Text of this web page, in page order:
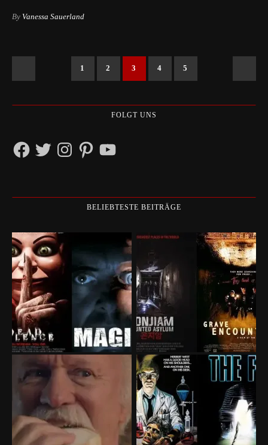
By Vanessa Sauerland
1 2 3 4 5
FOLGT UNS
FacebookTwitterInstagramPinterestYouTube
BELIEBTESTE BEITRÄGE